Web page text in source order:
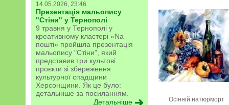
14.05.2026, 23:46
Презентація мальопису
"Стіни" у Тернополі
9 травня у Тернополі у
креативному кластері «Na
пошті» пройшла презентація
мальопису "Стіни", який
представив три культові
проєкти зі збереження
культурної спадщини
Херсонщини. Як це було:
детальніше за посиланням.
Детальніше
Осінній натюрморт